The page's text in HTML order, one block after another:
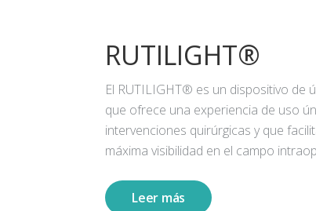
RUTILIGHT®
El RUTILIGHT® es un dispositivo de
que ofrece una experiencia de uso
intervenciones quirúrgicas y que
máxima visibilidad en el campo
Leer más